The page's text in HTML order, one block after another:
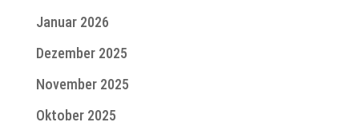
Januar 2026
Dezember 2025
November 2025
Oktober 2025